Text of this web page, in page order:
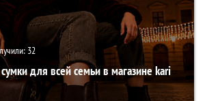
32
для всей семьи в магазине kari